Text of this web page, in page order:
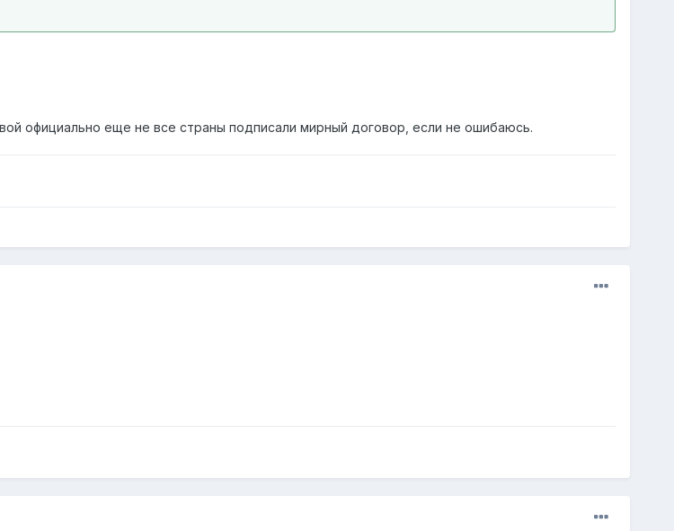
официально еще не все страны подписали мирный договор, если не ошибаюсь.